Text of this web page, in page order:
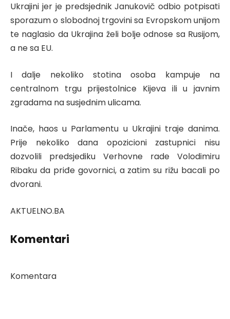
Ukrajini jer je predsjednik Janukovič odbio potpisati
sporazum o slobodnoj trgovini sa Evropskom unijom
te naglasio da Ukrajina želi bolje odnose sa Rusijom,
a ne sa EU.
I dalje nekoliko stotina osoba kampuje na
centralnom trgu prijestolnice Kijeva ili u javnim
zgradama na susjednim ulicama.
Inače, haos u Parlamentu u Ukrajini traje danima.
Prije nekoliko dana opozicioni zastupnici nisu
dozvolili predsjediku Verhovne rade Volodimiru
Ribaku da priđe govornici, a zatim su rižu bacali po
dvorani.
AKTUELNO.BA
Komentari
Komentara